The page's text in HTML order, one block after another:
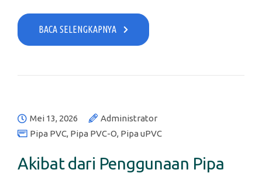
BACA SELENGKAPNYA
Mei 13, 2026
Administrator
Pipa PVC, Pipa PVC-O, Pipa uPVC
Akibat dari Penggunaan Pipa